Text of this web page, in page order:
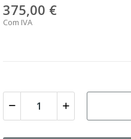
375,00 €
Com IVA